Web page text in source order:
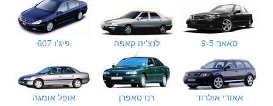
סאאב 9-5 לנצ'יה קאפה פיג'ו 607
אאודי אולרוד רנו סאפרן אופל אומגה